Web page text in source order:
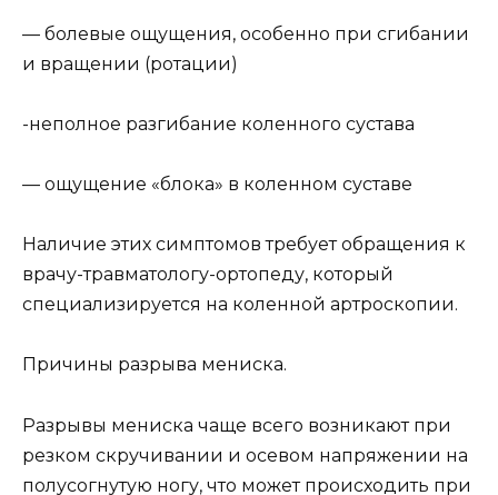
— болевые ощущения, особенно при сгибании
и вращении (ротации)
-неполное разгибание коленного сустава
— ощущение «блока» в коленном суставе
Наличие этих симптомов требует обращения к
врачу-травматологу-ортопеду, который
специализируется на коленной артроскопии.
Причины разрыва мениска.
Разрывы мениска чаще всего возникают при
резком скручивании и осевом напряжении на
полусогнутую ногу, что может происходить при